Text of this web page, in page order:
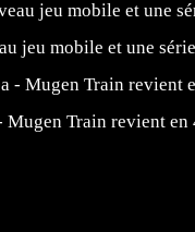
jeu mobile et une
Mugen Train revient en